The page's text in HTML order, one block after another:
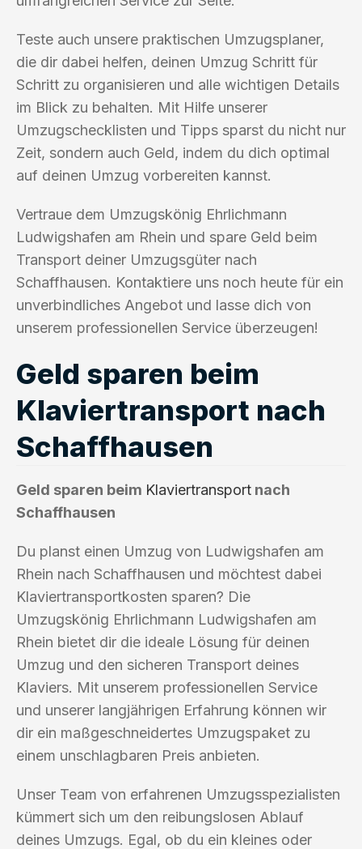
Teste auch unsere praktischen Umzugsplaner,
die dir dabei helfen, deinen Umzug Schritt für
Schritt zu organisieren und alle wichtigen Details
im Blick zu behalten. Mit Hilfe unserer
Umzugschecklisten und Tipps sparst du nicht nur
Zeit, sondern auch Geld, indem du dich optimal
auf deinen Umzug vorbereiten kannst.
Vertraue dem Umzugskönig Ehrlichmann
Ludwigshafen am Rhein und spare Geld beim
Transport deiner Umzugsgüter nach
Schaffhausen. Kontaktiere uns noch heute für ein
unverbindliches Angebot und lasse dich von
unserem professionellen Service überzeugen!
Geld sparen beim
Klaviertransport nach
Schaffhausen
Geld sparen beim Klaviertransport nach
Schaffhausen
Du planst einen Umzug von Ludwigshafen am
Rhein nach Schaffhausen und möchtest dabei
Klaviertransportkosten sparen? Die
Umzugskönig Ehrlichmann Ludwigshafen am
Rhein bietet dir die ideale Lösung für deinen
Umzug und den sicheren Transport deines
Klaviers. Mit unserem professionellen Service
und unserer langjährigen Erfahrung können wir
dir ein maßgeschneidertes Umzugspaket zu
einem unschlagbaren Preis anbieten.
Unser Team von erfahrenen Umzugsspezialisten
kümmert sich um den reibungslosen Ablauf
deines Umzugs. Egal, ob du ein kleines oder